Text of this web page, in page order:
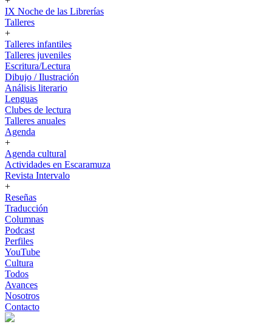
IX Noche de las Librerías
Talleres
+
Talleres infantiles
Talleres juveniles
Escritura/Lectura
Dibujo / Ilustración
Análisis literario
Lenguas
Clubes de lectura
Talleres anuales
Agenda
+
Agenda cultural
Actividades en Escaramuza
Revista Intervalo
+
Reseñas
Traducción
Columnas
Podcast
Perfiles
YouTube
Cultura
Todos
Avances
Nosotros
Contacto